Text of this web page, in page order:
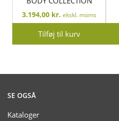
3.194,00 kr. ekskl. moms
Tilføj til kurv
SE OGSÅ
Kataloger